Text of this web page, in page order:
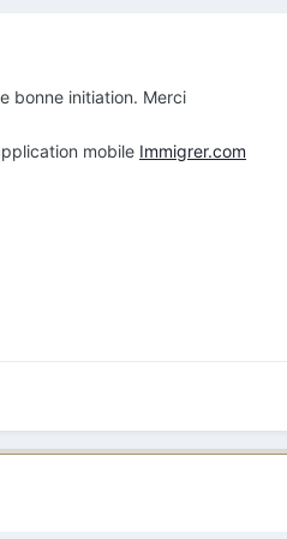
bonne initiation. Merci
mobile Immigrer.com